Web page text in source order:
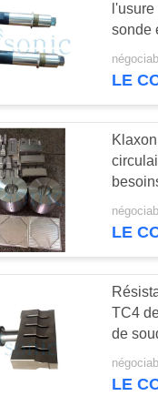
par
sonde
relient
LE
coupe
klaxon
LE
TC4
de
LE